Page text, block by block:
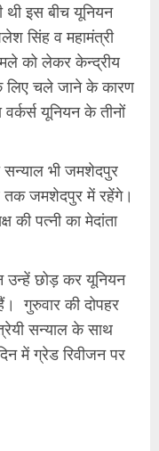
थी इस बीच यूनियन
सिंह व महामंत्री
को लेकर केन्द्रीय
लिए चले जाने के कारण
वर्कर्स यूनियन के तीनों
भी जमशेदपुर
तक जमशेदपुर में रहेंगे।
की पत्नी का मेदांता
उन्हें छोड़ कर यूनियन
गुरुवार की दोपहर
सन्याल के साथ
में ग्रेड रिवीजन पर